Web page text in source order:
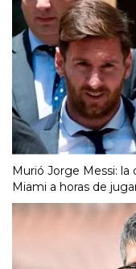
Murió Jorge Messi: la
Miami a horas de